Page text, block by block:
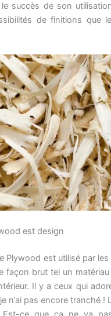
succès de son
de finitions que
est design
Plywood est utilisé par
façon brut tel un
Il y a ceux qui
n’ai pas encore tranché !